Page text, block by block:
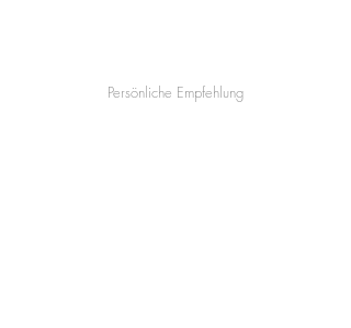
Persönliche Empfehlung